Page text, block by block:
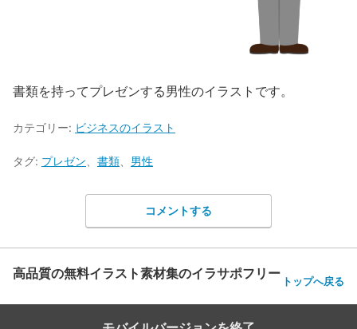
書類を持ってプレゼンする男性のイラストです。
カテゴリー: ビジネスのイラスト
タグ: プレゼン 書類 男性
コメントする
高品質の無料イラスト素材集のイラサポフリー トップへ戻る